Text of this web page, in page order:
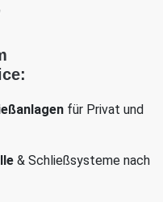
für Privat und
& Schließsysteme nach